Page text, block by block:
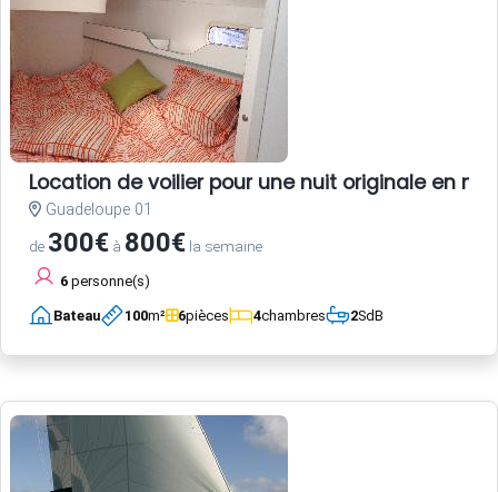
Location de voilier pour une nuit originale en
Guadeloupe 01
de 300€ à 800€ la semaine
6 personne(s)
Bateau 100m² 6pièces 4chambres 2SdB